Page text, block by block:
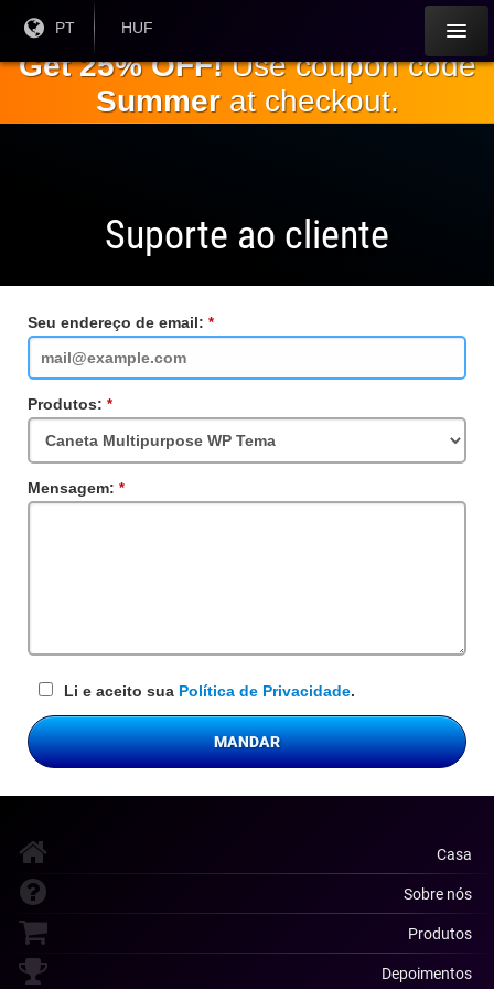
principal
Língua
PT
Moeda
HUF
Get 25% OFF!Use coupon code
Summerat checkout.
Suporte ao cliente
Seu endereço de email:
obrigatório
Produtos:
obrigatório
Mensagem:
obrigatório
Li e aceito sua Política de Privacidade.
MANDAR
Casa
Sobre nós
Produtos
Depoimentos